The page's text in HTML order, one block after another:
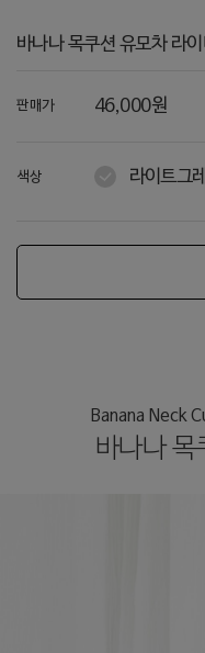
바나나 목쿠션 유모차 라
판매가 46,000원
색상
라이트그
네이비
그레이
Banana Neck
바나나 목